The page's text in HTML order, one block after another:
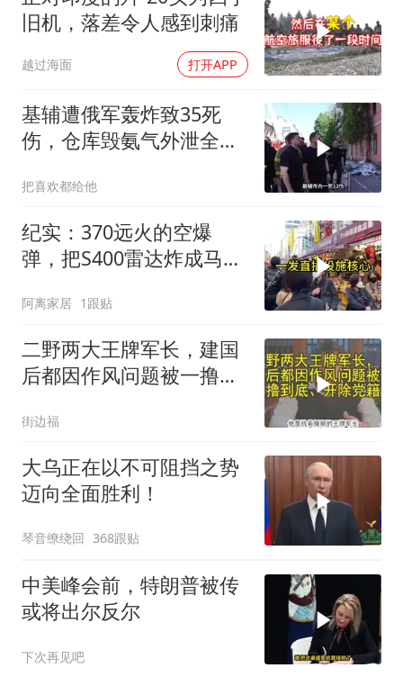
旧机，落差令人感到刺痛
越过海面 打开APP
基辅遭俄军轰炸致35死
伤，仓库毁氨气外泄全城
把喜欢都给他
纪实：370远火的空爆
弹，把S400雷达炸成马蜂
了
阿离家居 1跟贴
二野两大王牌军长，建国
后都因作风问题被一撸到
街边福
大乌正在以不可阻挡之势
迈向全面胜利！
琴音缭绕回 368跟贴
中美峰会前，特朗普被传
或将出尔反尔
下次再见吧